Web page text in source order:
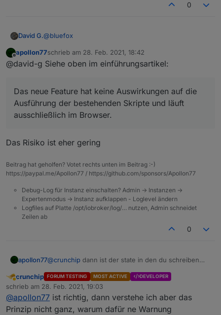
0
David G.@bluefox
Hey,
Wurde am Adapte neben den Rules noch viel
verändert?
Habe nur ein Produktivsystem. Würde mir die Rules
Bereichen keine Fehler auftreten.
Offline
apollon77schrieb am 28. Feb. 2021, 18:42
zuletzt editiert von
@david-g Siehe oben im einführungsartikel:
Das neue Feature hat keine Auswirkungen auf die
Ausführung der bestehenden Skripte und läuft
ausschließlich im Browser.
Das Risiko ist eher gering
Beitrag hat geholfen? Votet rechts unten im Beitrag :-)
https://paypal.me/Apollon77 / https://github.com/sponsors/Apollon77
Debug-Log für Instanz einschalten? Admin -> Instanzen ->
Expertenmodus -> Instanz aufklappen - Loglevel ändern
Logfiles auf Platte /opt/iobroker/log/… nutzen, Admin schneidet
Zeilen ab
0
apollon77@crunchip dann ist der state in den du schreiben
ja darfst du den nicht beschreiben an sich. Daher die
Warnung. Also ggf Bug beim Adapter öffnen der den
state anbietet.
Abwesend
crunchip FORUM TESTING MOST ACTIVE DEVELOPER
schrieb am 28. Feb. 2021, 19:03
zuletzt editiert von
@apollon77 ist richtig, dann verstehe ich aber das
Prinzip nicht ganz, warum dafür ne Warnung